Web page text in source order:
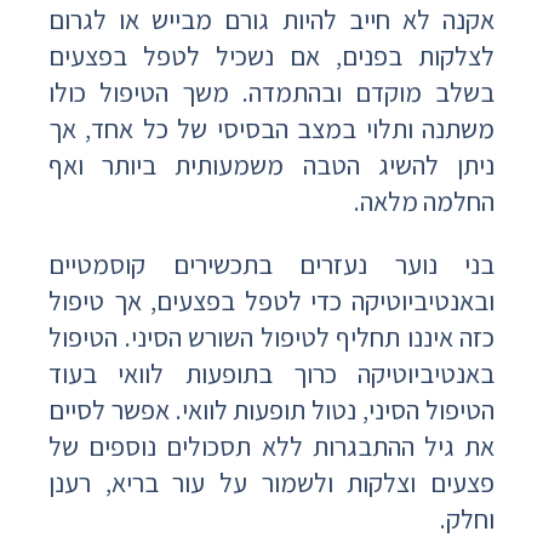
אקנה לא חייב להיות גורם מבייש או לגרום
לצלקות בפנים, אם נשכיל לטפל בפצעים
בשלב מוקדם ובהתמדה. משך הטיפול כולו
משתנה ותלוי במצב הבסיסי של כל אחד, אך
ניתן להשיג הטבה משמעותית ביותר ואף
החלמה מלאה.
בני נוער נעזרים בתכשירים קוסמטיים
ובאנטיביוטיקה כדי לטפל בפצעים, אך טיפול
כזה איננו תחליף לטיפול השורש הסיני. הטיפול
באנטיביוטיקה כרוך בתופעות לוואי בעוד
הטיפול הסיני, נטול תופעות לוואי. אפשר לסיים
את גיל ההתבגרות ללא תסכולים נוספים של
פצעים וצלקות ולשמור על עור בריא, רענן
וחלק.